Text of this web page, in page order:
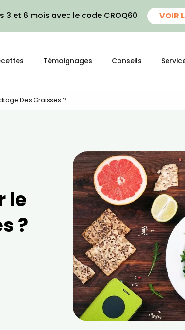
3 et 6 mois avec le code CROQ60 VOIR
Témoignages Conseils
Des Graisses ?
le
?